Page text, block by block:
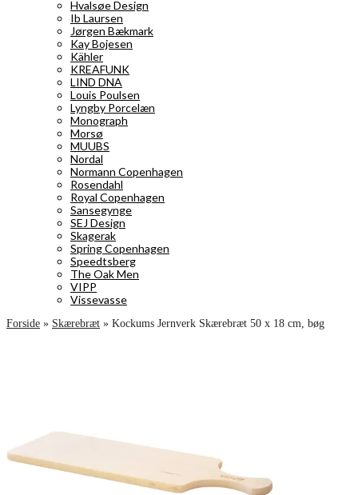
Hvalsøe Design
Ib Laursen
Jørgen Bækmark
Kay Bojesen
Kähler
KREAFUNK
LIND DNA
Louis Poulsen
Lyngby Porcelæn
Monograph
Morsø
MUUBS
Nordal
Normann Copenhagen
Rosendahl
Royal Copenhagen
Sansegynge
SEJ Design
Skagerak
Spring Copenhagen
Speedtsberg
The Oak Men
VIPP
Vissevasse
Forside » Skærebræt » Kockums Jernverk Skærebræt 50 x 18 cm, bøg